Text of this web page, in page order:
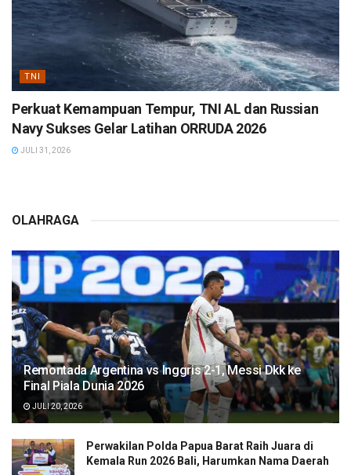
TNI
Perkuat Kemampuan Tempur, TNI AL dan Russian
Navy Sukses Gelar Latihan ORRUDA 2026
JULI 31, 2026
OLAHRAGA
Remontada Argentina vs Inggris 2-1, Messi Dkk ke
Final Piala Dunia 2026
JULI 20, 2026
Perwakilan Polda Papua Barat Raih Juara di
Kemala Run 2026 Bali, Harumkan Nama Daerah